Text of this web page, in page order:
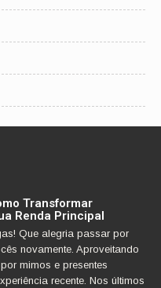
Transformar
Renda Principal
Que alegria passar por
novamente. Aproveitando
mimos e presentes
recente. Nos últimos